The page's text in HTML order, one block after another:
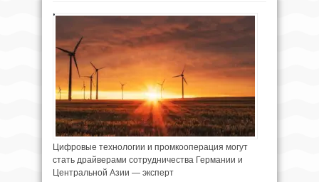
Цифровые технологии и промкооперация могут
стать драйверами сотрудничества Германии и
Центральной Азии — эксперт